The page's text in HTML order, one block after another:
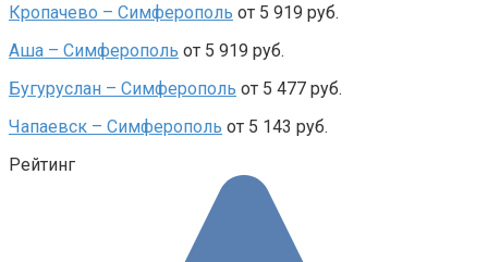
Кропачево – Симферополь от 5 919 руб.
Аша – Симферополь от 5 919 руб.
Бугуруслан – Симферополь от 5 477 руб.
Чапаевск – Симферополь от 5 143 руб.
Рейтинг